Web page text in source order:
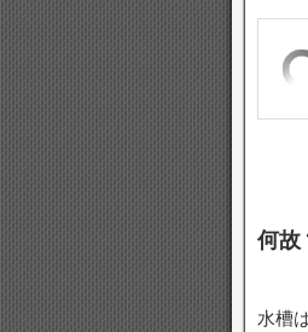
何故
水槽